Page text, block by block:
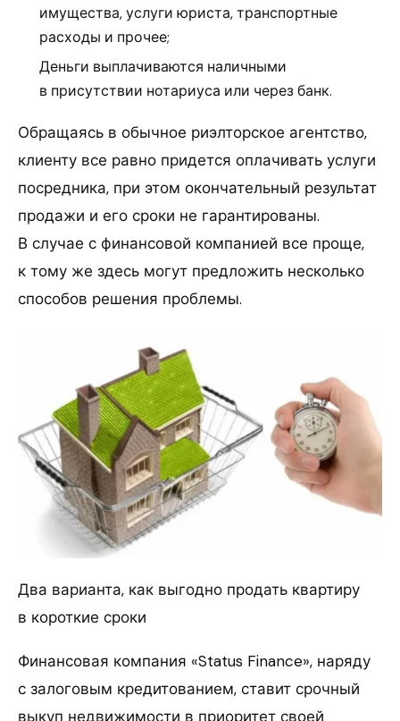
имущества, услуги юриста, транспортные
расходы и прочее;
Деньги выплачиваются наличными
в присутствии нотариуса или через банк.
Обращаясь в обычное риэлторское агентство,
клиенту все равно придется оплачивать услуги
посредника, при этом окончательный результат
продажи и его сроки не гарантированы.
В случае с финансовой компанией все проще,
к тому же здесь могут предложить несколько
способов решения проблемы.
Два варианта, как выгодно продать квартиру
в короткие сроки
Финансовая компания «Status Finance», наряду
с залоговым кредитованием, ставит срочный
выкуп недвижимости в приоритет своей